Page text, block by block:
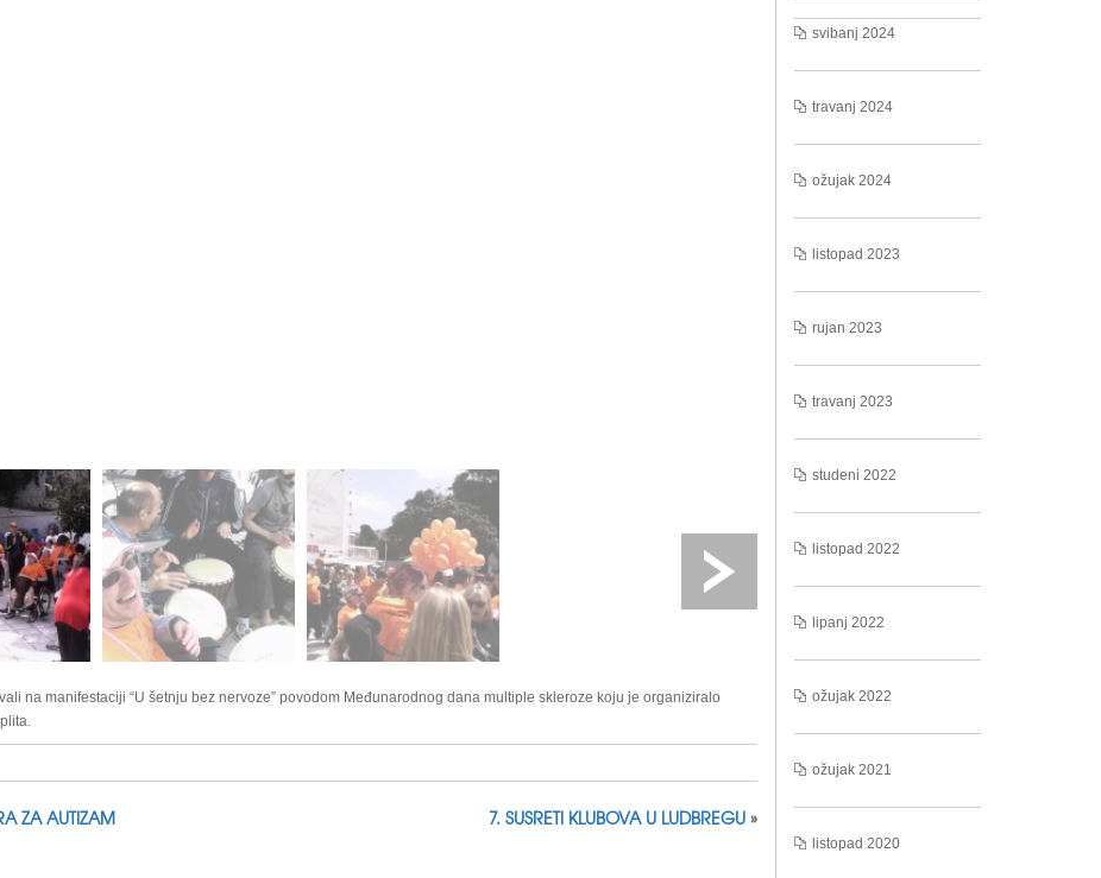
na manifestaciji “U šetnju bez nervoze” povodom Međunarodnog dana multiple skleroze koju je organiziralo
ZA AUTIZAM 7. SUSRETI KLUBOVA U LUDBREGU»
svibanj 2024
travanj 2024
ožujak 2024
listopad 2023
rujan 2023
travanj 2023
studeni 2022
listopad 2022
lipanj 2022
ožujak 2022
ožujak 2021
listopad 2020